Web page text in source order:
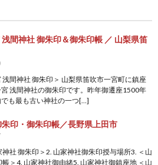
間神社 御朱印＆御朱印帳 ／ 山梨県笛
浅間神社 御朱印＞ 山梨県笛吹市一宮町に鎮座
浅間神社の御朱印です。昨年御遷座1500年
も最も古い神社の一つ[…]
朱印・御朱印帳／長野県上田市
神社 御朱印＞2. 山家神社御朱印授与場所3. ＜山
帳＞4. 山家神社御由緒5. 山家神社御鎮座地 ＜山